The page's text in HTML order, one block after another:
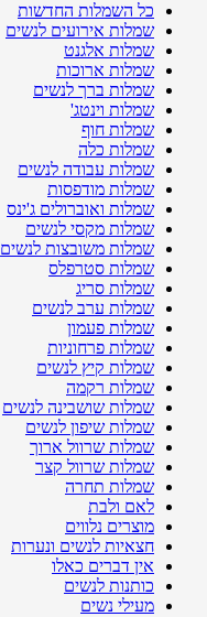
כל השמלות החדשות
שמלות אירועים לנשים
שמלות אלגנט
שמלות ארוכות
שמלות ברך לנשים
שמלות וינטג'
שמלות חוף
שמלות כלה
שמלות עבודה לנשים
שמלות מודפסות
שמלות ואוברולים ג'ינס
שמלות מקסי לנשים
שמלות משובצות לנשים
שמלות סטרפלס
שמלות סריג
שמלות ערב לנשים
שמלות פעמון
שמלות פרחוניות
שמלות קיץ לנשים
שמלות רקמה
שמלות שושבינה לנשים
שמלות שיפון לנשים
שמלות שרוול ארוך
שמלות שרוול קצר
שמלות תחרה
לאם ולבת
מוצרים נלווים
חצאיות לנשים ונערות
אין דברים כאלו
כותנות לנשים
מעילי נשים